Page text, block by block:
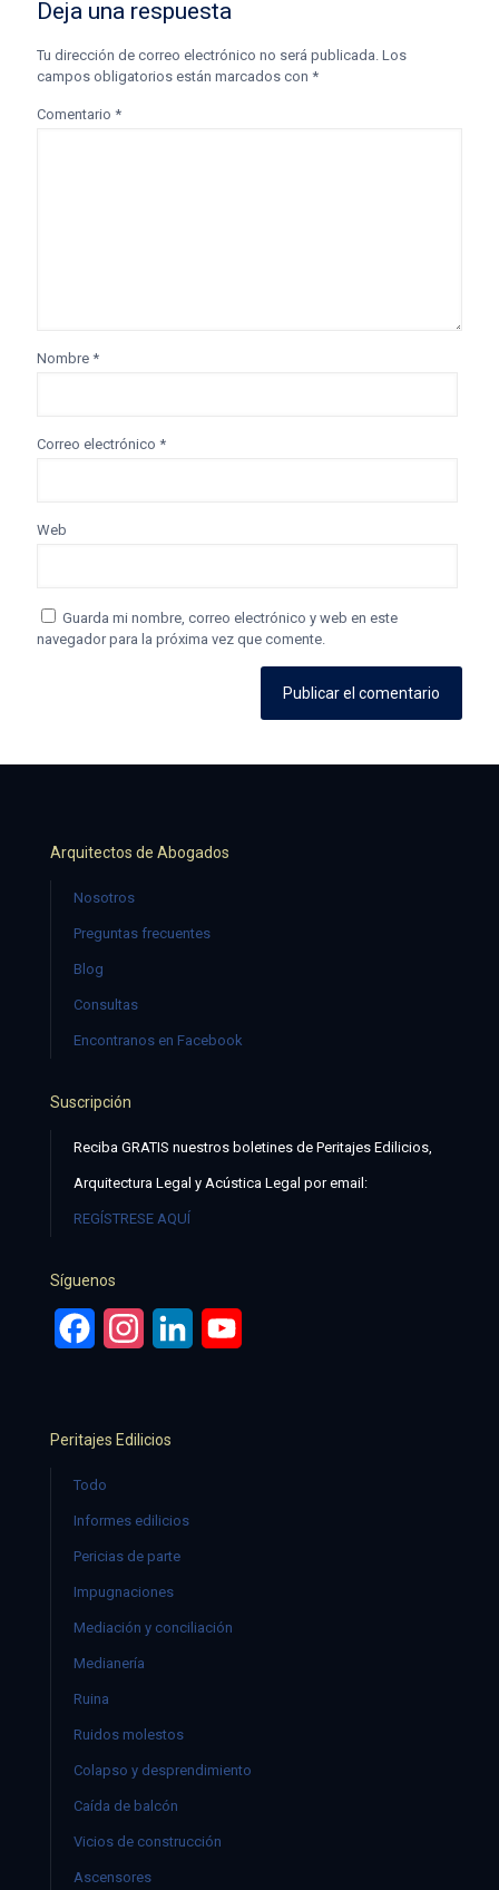
Deja una respuesta
Tu dirección de correo electrónico no será publicada. Los
campos obligatorios están marcados con *
Comentario *
Nombre *
Correo electrónico *
Web
Guarda mi nombre, correo electrónico y web en este
navegador para la próxima vez que comente.
Arquitectos de Abogados
Nosotros
Preguntas frecuentes
Blog
Consultas
Encontranos en Facebook
Suscripción
Reciba GRATIS nuestros boletines de Peritajes Edilicios,
Arquitectura Legal y Acústica Legal por email:
REGÍSTRESE AQUÍ
Síguenos
FacebookInstagramLinkedIn
Peritajes Edilicios
Todo
Informes edilicios
Pericias de parte
Impugnaciones
Mediación y conciliación
Medianería
Ruina
Ruidos molestos
Colapso y desprendimiento
Caída de balcón
Vicios de construcción
Ascensores